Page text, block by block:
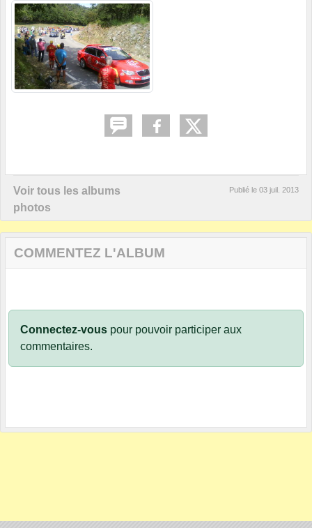
Voir tous les albums
photos
Publié le 03 juil. 2013
COMMENTEZ L'ALBUM
Connectez-vous pour pouvoir participer aux
commentaires.